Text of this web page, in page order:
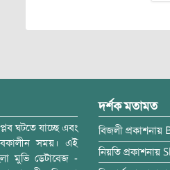
ঘটতে যাচ্ছে এবং
সময়। এই
মুভি ডেটাবেজ -
দর্শক মতামত
বিজলী প্রকাশনায়
নিয়তি প্রকাশনায়